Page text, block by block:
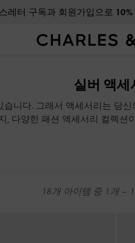
레터 구독과 회원가입으로
광복절 배송 일정에 대해 자세히
실버 액세
니다. 그래서 액세서리는 당
, 다양한 패션 액세서리 컬렉션
18개 아이템 중 1 개 –